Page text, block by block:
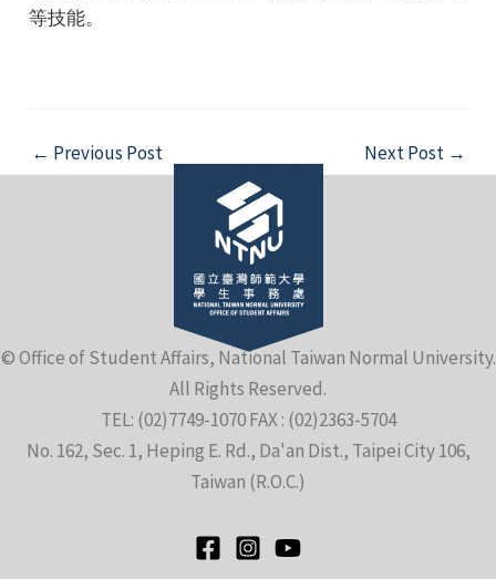
等技能。
Post
navigation
← Previous Post Next Post →
© Office of Student Affairs, National Taiwan Normal University.
All Rights Reserved.
TEL: (02)7749-1070 FAX : (02)2363-5704
No. 162, Sec. 1, Heping E. Rd., Da'an Dist., Taipei City 106,
Taiwan (R.O.C.)